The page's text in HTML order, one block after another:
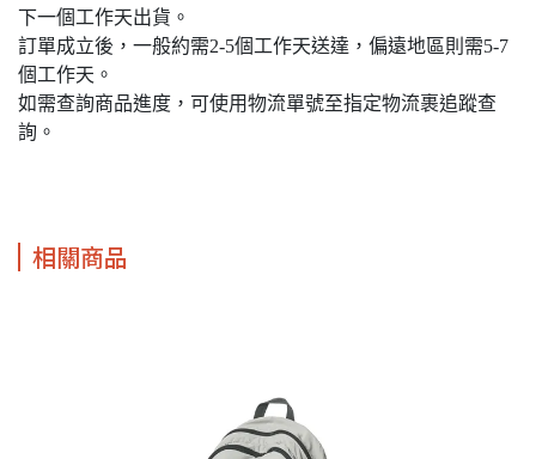
下一個工作天出貨。
訂單成立後，一般約需2-5個工作天送達，偏遠地區則需5-7
個工作天。
如需查詢商品進度，可使用物流單號至指定物流裹追蹤查
詢。
相關商品